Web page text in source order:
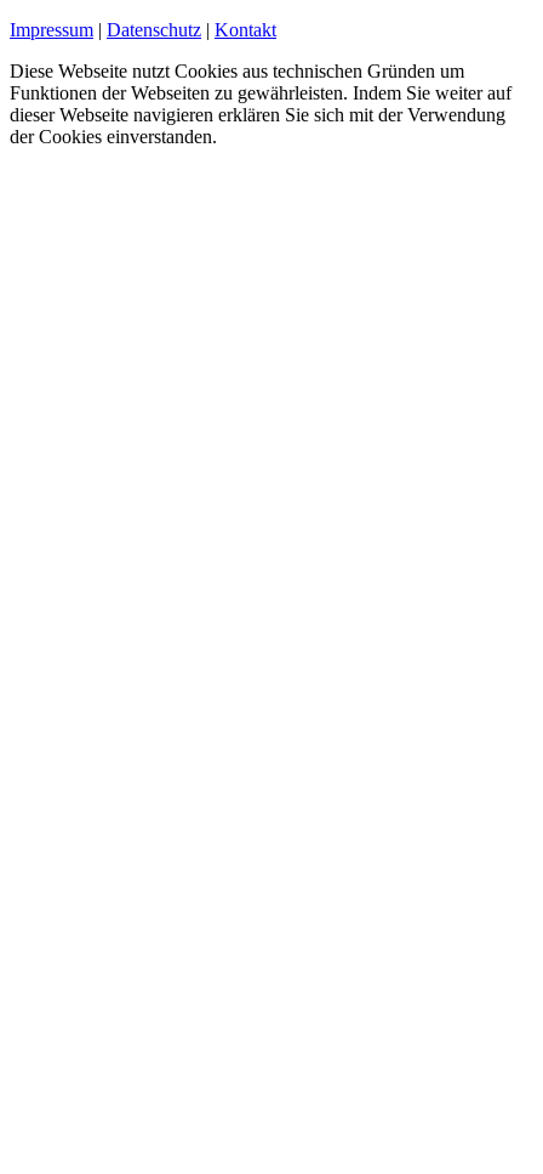
Impressum | Datenschutz | Kontakt
Diese Webseite nutzt Cookies aus technischen Gründen um
Funktionen der Webseiten zu gewährleisten. Indem Sie weiter auf
dieser Webseite navigieren erklären Sie sich mit der Verwendung
der Cookies einverstanden.